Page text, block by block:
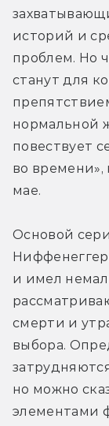
историй и
проблем. Но
станут для
нормальной
повествует
во времени»,
мае.
Основой
и имел
смерти и
выбора.
но можно
элементами